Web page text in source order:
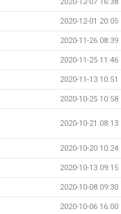
2020-12-01 20:05
2020-11-26 08:39
2020-11-25 11:46
2020-11-13 10:51
2020-10-25 10:58
2020-10-21 08:13
2020-10-20 10:24
2020-10-13 09:15
2020-10-08 09:30
2020-10-06 16:00